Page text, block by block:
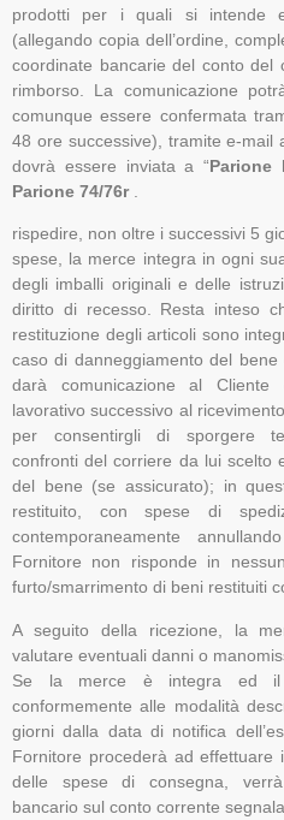
prodotti per i quali si intende
(allegando copia dell’ordine,
coordinate bancarie del conto del
rimborso. La comunicazione
comunque essere confermata
48 ore successive), tramite e-mail
dovrà essere inviata a “Parione
Parione 74/76r
rispedire, non oltre i successivi 5
spese, la merce integra in ogni
degli imballi originali e delle
diritto di recesso. Resta inteso
restituzione degli articoli sono
caso di danneggiamento del
darà comunicazione al Cliente
lavorativo successivo al
per consentirgli di sporgere
confronti del corriere da lui scelto
del bene (se assicurato); in
restituito, con spese di
contemporaneamente
Fornitore non risponde in
furto/smarrimento di beni restituiti
A seguito della ricezione, la
valutare eventuali danni o
Se la merce è integra ed il
conformemente alle modalità
giorni dalla data di notifica
Fornitore procederà ad
delle spese di consegna,
bancario sul conto corrente